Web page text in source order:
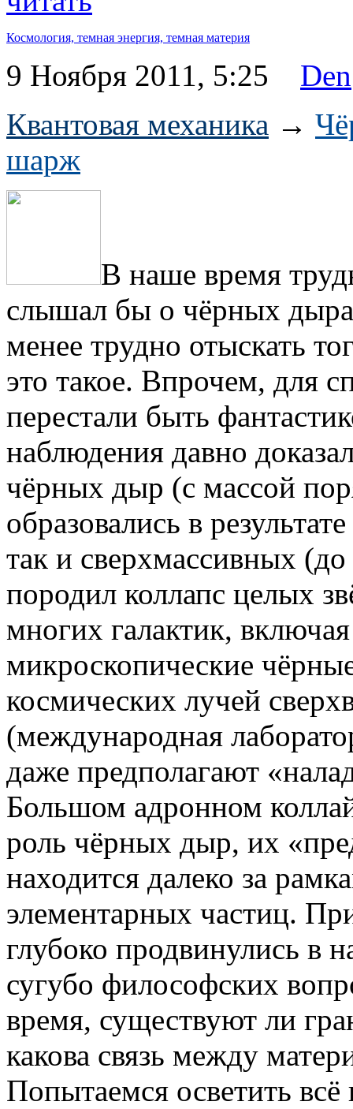
Космология, темная энергия, темная материя
9 Ноября 2011, 5:25 Den
Квантовая механика →
шарж
В наше время
слышал бы о чёрных
менее трудно отыскать
это такое. Впрочем, для
перестали быть
наблюдения давно
чёрных дыр (с массой
образовались в
так и сверхмассивных
породил коллапс целых
многих галактик,
микроскопические
космических лучей
(международная
даже предполагают
Большом адронном
роль чёрных дыр, их
находится далеко за
элементарных частиц.
глубоко продвинулись в
сугубо философских
время, существуют ли
какова связь между
Попытаемся осветить